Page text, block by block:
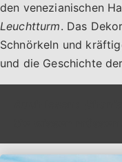
den venezianischen
Leuchtturm. Das
Schnörkeln und
und die Geschichte